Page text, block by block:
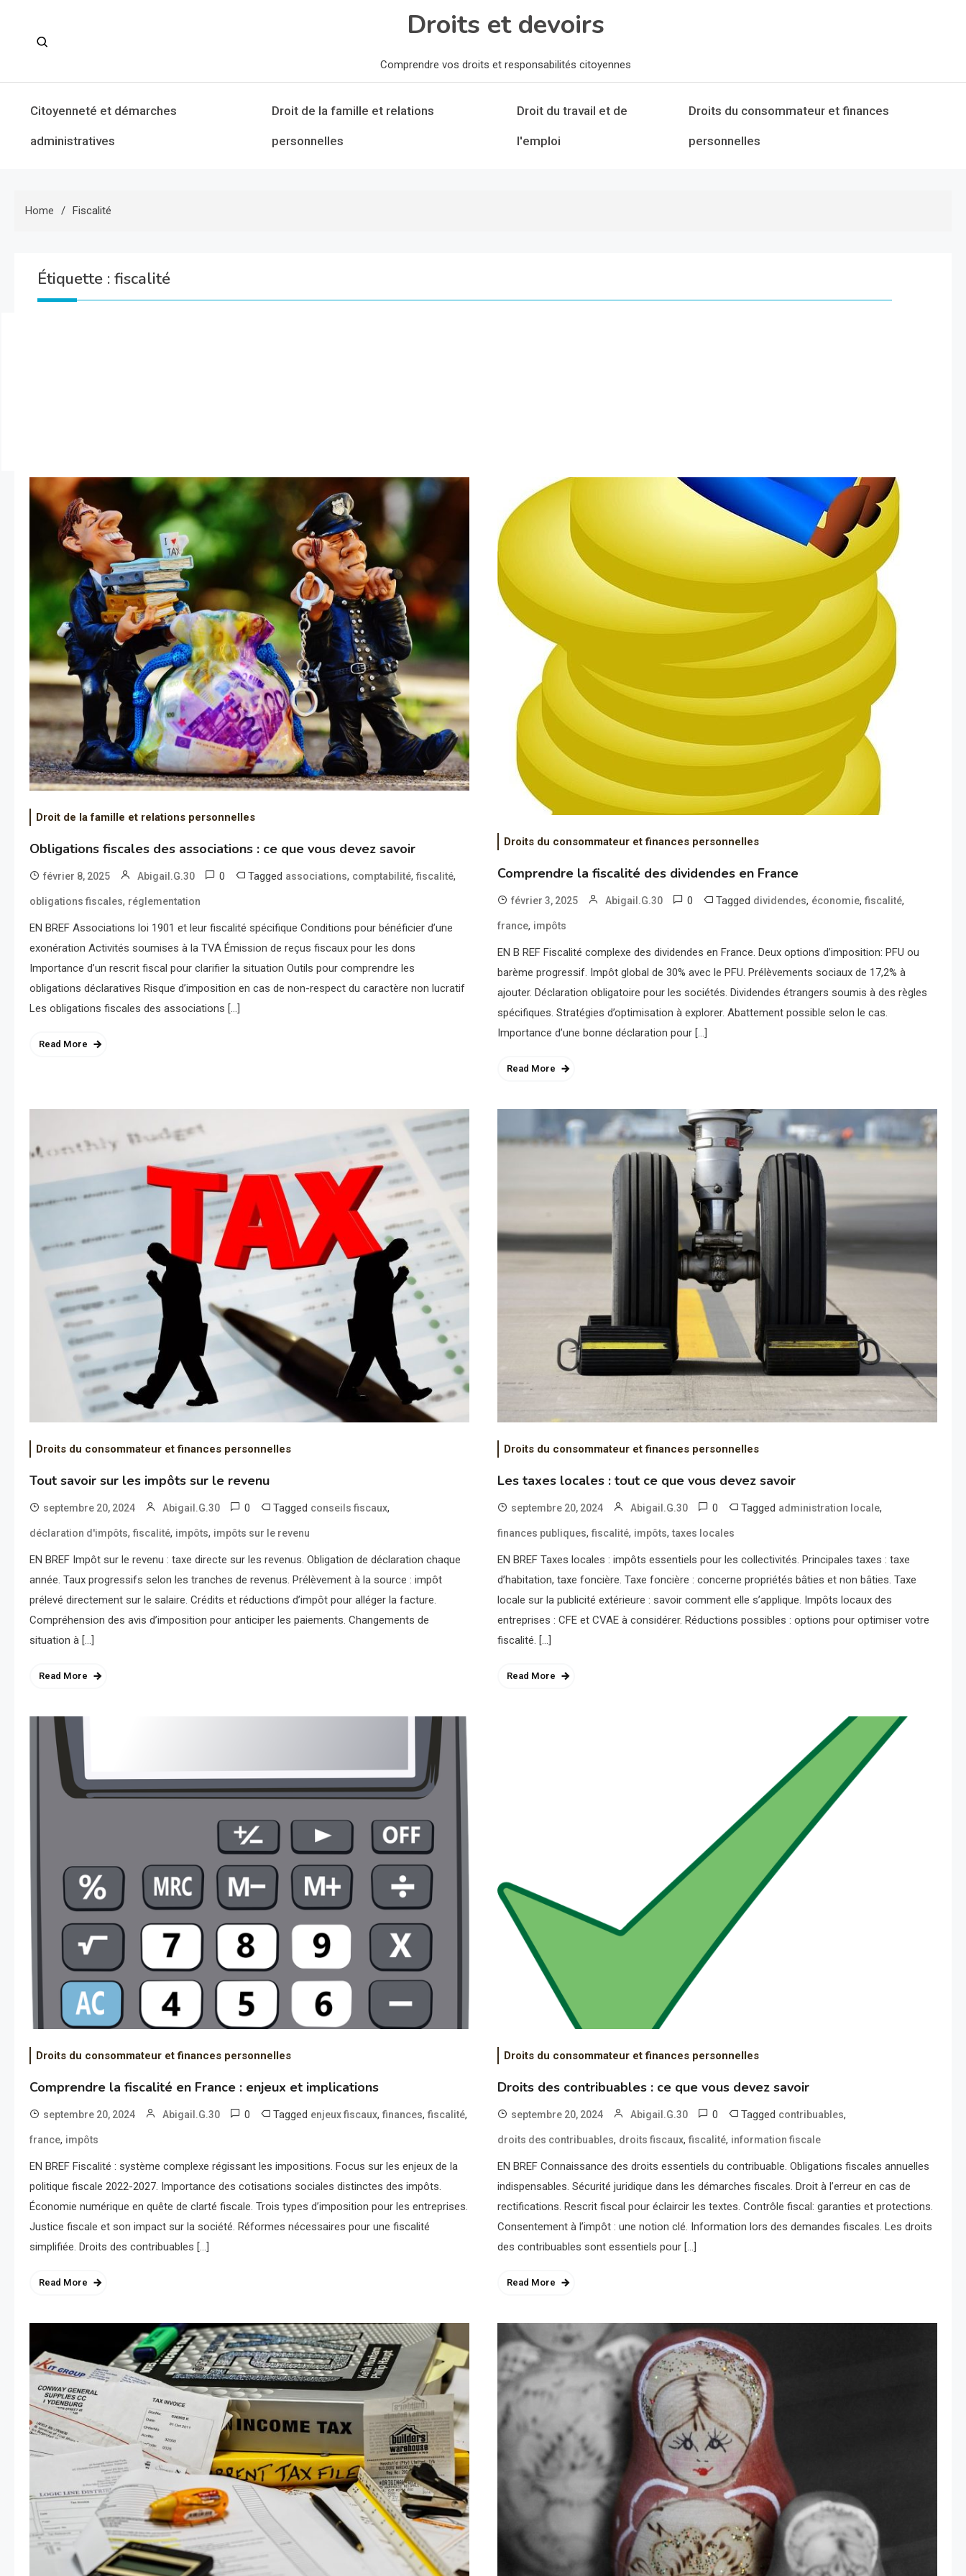
Droits et devoirs
Comprendre vos droits et responsabilités citoyennes
Citoyenneté et démarches
administratives
Droit de la famille et relations
personnelles
Droit du travail et de
l'emploi
Droits du consommateur et finances
personnelles
Home Fiscalité
Étiquette : fiscalité
Droit de la famille et relations personnelles
Obligations fiscales des associations : ce que vous devez savoir
février 8, 2025 Abigail.G.30 0 Tagged associations, comptabilité,fiscalité,
obligations fiscales, réglementation
EN BREF Associations loi 1901 et leur fiscalité spécifique Conditions pour bénéficier d’une
exonération Activités soumises à la TVA Émission de reçus fiscaux pour les dons
Importance d’un rescrit fiscal pour clarifier la situation Outils pour comprendre les
obligations déclaratives Risque d’imposition en cas de non-respect du caractère non lucratif
Les obligations fiscales des associations […]
Read More
Droits du consommateur et finances personnelles
Comprendre la fiscalité des dividendes en France
février 3, 2025 Abigail.G.30 0 Tagged dividendes, économie,fiscalité,
france, impôts
EN B REF Fiscalité complexe des dividendes en France. Deux options d’imposition: PFU ou
barème progressif. Impôt global de 30% avec le PFU. Prélèvements sociaux de 17,2% à
ajouter. Déclaration obligatoire pour les sociétés. Dividendes étrangers soumis à des règles
spécifiques. Stratégies d’optimisation à explorer. Abattement possible selon le cas.
Importance d’une bonne déclaration pour […]
Read More
Droits du consommateur et finances personnelles
Tout savoir sur les impôts sur le revenu
septembre 20, 2024 Abigail.G.30 0 Tagged conseils fiscaux,
déclaration d'impôts,fiscalité, impôts, impôts sur le revenu
EN BREF Impôt sur le revenu : taxe directe sur les revenus. Obligation de déclaration chaque
année. Taux progressifs selon les tranches de revenus. Prélèvement à la source : impôt
prélevé directement sur le salaire. Crédits et réductions d’impôt pour alléger la facture.
Compréhension des avis d’imposition pour anticiper les paiements. Changements de
situation à […]
Read More
Droits du consommateur et finances personnelles
Les taxes locales : tout ce que vous devez savoir
septembre 20, 2024 Abigail.G.30 0 Tagged administration locale,
finances publiques,fiscalité, impôts,taxes locales
EN BREF Taxes locales : impôts essentiels pour les collectivités. Principales taxes : taxe
d’habitation, taxe foncière. Taxe foncière : concerne propriétés bâties et non bâties. Taxe
locale sur la publicité extérieure : savoir comment elle s’applique. Impôts locaux des
entreprises : CFE et CVAE à considérer. Réductions possibles : options pour optimiser votre
fiscalité. […]
Read More
Droits du consommateur et finances personnelles
Comprendre la fiscalité en France : enjeux et implications
septembre 20, 2024 Abigail.G.30 0 Tagged enjeux fiscaux,finances,fiscalité,
france, impôts
EN BREF Fiscalité : système complexe régissant les impositions. Focus sur les enjeux de la
politique fiscale 2022-2027. Importance des cotisations sociales distinctes des impôts.
Économie numérique en quête de clarté fiscale. Trois types d’imposition pour les entreprises.
Justice fiscale et son impact sur la société. Réformes nécessaires pour une fiscalité
simplifiée. Droits des contribuables […]
Read More
Droits du consommateur et finances personnelles
Droits des contribuables : ce que vous devez savoir
septembre 20, 2024 Abigail.G.30 0 Tagged contribuables,
droits des contribuables, droits fiscaux,fiscalité, information fiscale
EN BREF Connaissance des droits essentiels du contribuable. Obligations fiscales annuelles
indispensables. Sécurité juridique dans les démarches fiscales. Droit à l’erreur en cas de
rectifications. Rescrit fiscal pour éclaircir les textes. Contrôle fiscal: garanties et protections.
Consentement à l’impôt : une notion clé. Information lors des demandes fiscales. Les droits
des contribuables sont essentiels pour […]
Read More